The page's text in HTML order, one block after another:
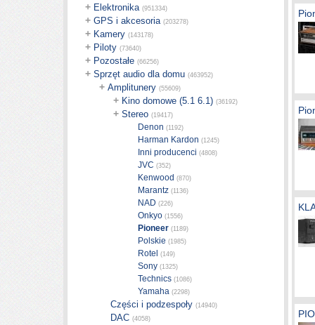
+ Elektronika (951334)
+ GPS i akcesoria (203278)
+ Kamery (143178)
+ Piloty (73640)
+ Pozostałe (66256)
+ Sprzęt audio dla domu (463952)
+ Amplitunery (55609)
+ Kino domowe (5.1 6.1) (36192)
+ Stereo (19417)
Denon (1192)
Harman Kardon (1245)
Inni producenci (4808)
JVC (352)
Kenwood (870)
Marantz (1136)
NAD (226)
Onkyo (1556)
Pioneer (1189)
Polskie (1985)
Rotel (149)
Sony (1325)
Technics (1086)
Yamaha (2298)
Części i podzespoły (14940)
DAC (4058)